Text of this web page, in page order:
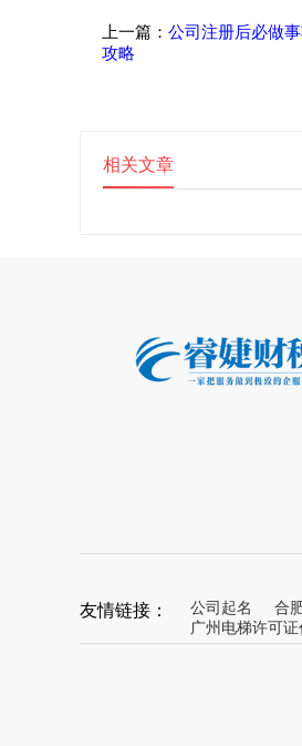
上一篇： 公司注册后必做
攻略
相关文章
友情链接： 公司起名 合
广州电梯许可证